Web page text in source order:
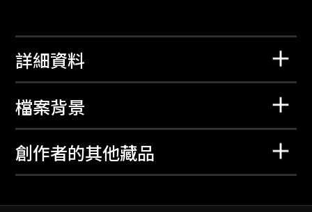
詳細資料
檔案背景
創作者的其他藏品